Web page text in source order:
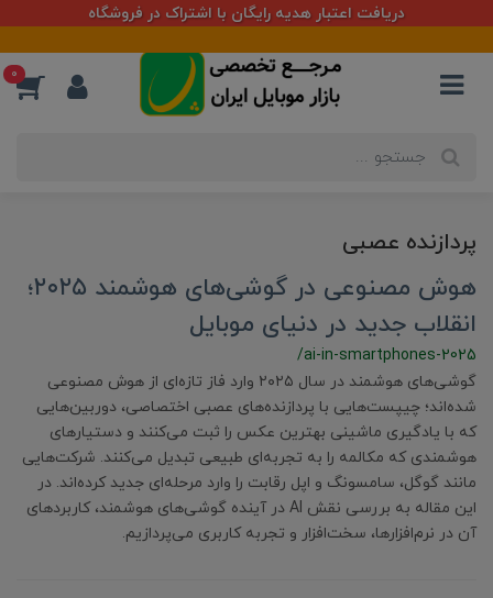
دریافت اعتبار هدیه رایگان با اشتراک در فروشگاه
0
پردازنده عصبی
هوش مصنوعی در گوشی‌های هوشمند ۲۰۲۵؛
انقلاب جدید در دنیای موبایل
/ai-in-smartphones-2025
گوشی‌های هوشمند در سال ۲۰۲۵ وارد فاز تازه‌ای از هوش مصنوعی
شده‌اند؛ چیپست‌هایی با پردازنده‌های عصبی اختصاصی، دوربین‌هایی
که با یادگیری ماشینی بهترین عکس را ثبت می‌کنند و دستیارهای
هوشمندی که مکالمه‌ را به تجربه‌ای طبیعی تبدیل می‌کنند. شرکت‌هایی
مانند گوگل، سامسونگ و اپل رقابت را وارد مرحله‌ای جدید کرده‌اند. در
این مقاله به بررسی نقش AI در آینده گوشی‌های هوشمند، کاربردهای
آن در نرم‌افزارها، سخت‌افزار و تجربه کاربری می‌پردازیم.